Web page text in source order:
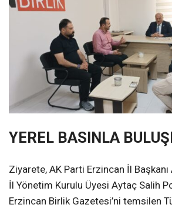
YEREL BASINLA
Ziyarete, AK Parti Erzincan İl Başkanı
İl Yönetim Kurulu Üyesi Aytaç Salih
Erzincan Birlik Gazetesi’ni temsilen